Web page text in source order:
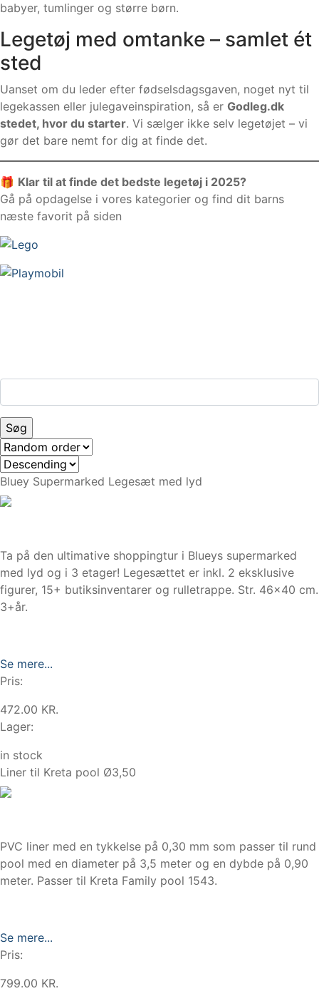
babyer, tumlinger og større børn.
Legetøj med omtanke – samlet ét
sted
Uanset om du leder efter fødselsdagsgaven, noget nyt til
legekassen eller julegaveinspiration, så er Godleg.dk
stedet, hvor du starter. Vi sælger ikke selv legetøjet – vi
gør det bare nemt for dig at finde det.
🎁 Klar til at finde det bedste legetøj i 2025?
Gå på opdagelse i vores kategorier og find dit barns
næste favorit på siden
Bluey Supermarked Legesæt med lyd
Ta på den ultimative shoppingtur i Blueys supermarked
med lyd og i 3 etager! Legesættet er inkl. 2 eksklusive
figurer, 15+ butiksinventarer og rulletrappe. Str. 46×40 cm.
3+år.
Se mere...
Pris:
472.00 KR.
Lager:
in stock
Liner til Kreta pool Ø3,50
PVC liner med en tykkelse på 0,30 mm som passer til rund
pool med en diameter på 3,5 meter og en dybde på 0,90
meter. Passer til Kreta Family pool 1543.
Se mere...
Pris:
799.00 KR.